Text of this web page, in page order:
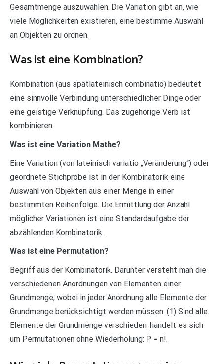
Gesamtmenge auszuwählen. Die Variation gibt an, wie
viele Möglichkeiten existieren, eine bestimme Auswahl
an Objekten zu ordnen.
Was ist eine Kombination?
Kombination (aus spätlateinisch combinatio) bedeutet
eine sinnvolle Verbindung unterschiedlicher Dinge oder
eine geistige Verknüpfung. Das zugehörige Verb ist
kombinieren.
Was ist eine Variation Mathe?
Eine Variation (von lateinisch variatio „Veränderung“) oder
geordnete Stichprobe ist in der Kombinatorik eine
Auswahl von Objekten aus einer Menge in einer
bestimmten Reihenfolge. Die Ermittlung der Anzahl
möglicher Variationen ist eine Standardaufgabe der
abzählenden Kombinatorik.
Was ist eine Permutation?
Begriff aus der Kombinatorik. Darunter versteht man die
verschiedenen Anordnungen von Elementen einer
Grundmenge, wobei in jeder Anordnung alle Elemente der
Grundmenge berücksichtigt werden müssen. (1) Sind alle
Elemente der Grundmenge verschieden, handelt es sich
um Permutationen ohne Wiederholung: P = n!.